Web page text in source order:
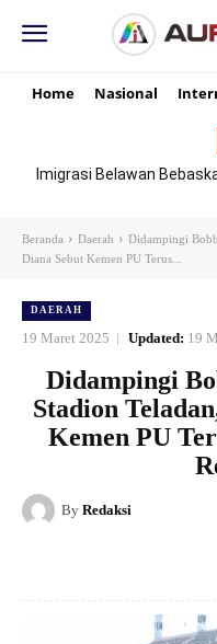
Home Nasional
Imigrasi Belawan
Beranda Daerah
Didampingi
Diana Sebut Kemen PU Terus...
DAERAH
19 Maret 2025 Updated: 19
Didampingi
Stadion
Kemen PU
By Redaksi